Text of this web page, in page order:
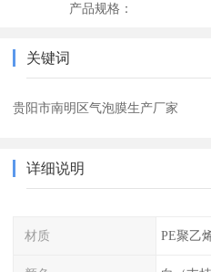
产品规格：
关键词
贵阳市南明区气泡膜生产厂家
详细说明
材质 PE聚乙